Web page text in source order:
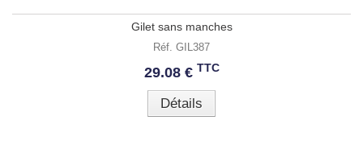
Gilet sans manches
Réf. GIL387
29.08 € TTC
Détails